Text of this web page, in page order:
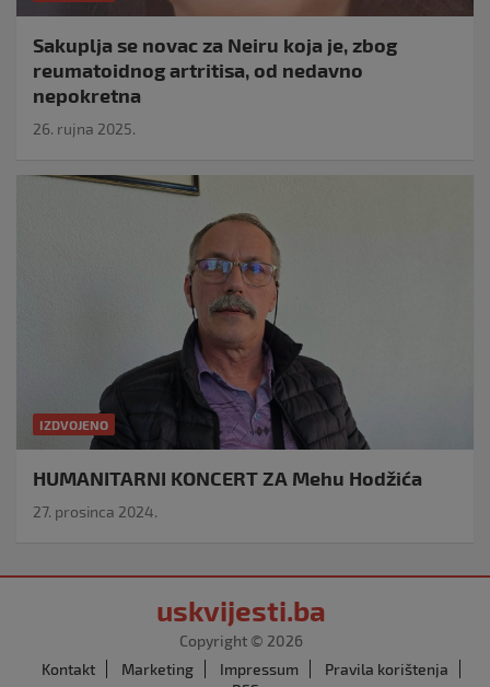
Sakuplja se novac za Neiru koja je, zbog
reumatoidnog artritisa, od nedavno
nepokretna
26. rujna 2025.
IZDVOJENO
HUMANITARNI KONCERT ZA Mehu Hodžića
27. prosinca 2024.
uskvijesti.ba
Copyright © 2026
Kontakt
Marketing Impressum
Pravila korištenja